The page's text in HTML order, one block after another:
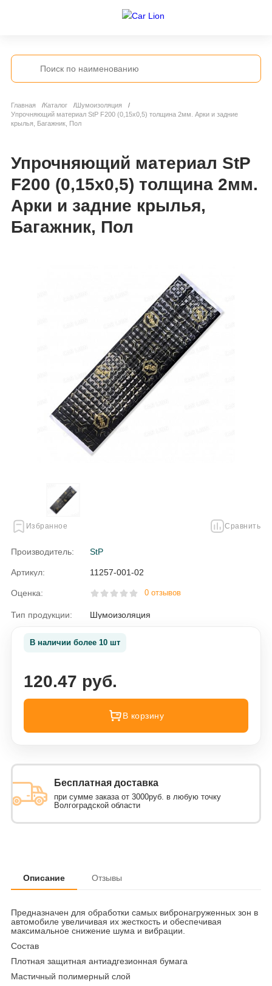
Главная Каталог
Шумоизоляция
Упрочняющий материал StP F200 (0,15х0,5) толщина 2мм. Арки и задние
крылья, Багажник, Пол
Упрочняющий материал StP
F200 (0,15х0,5) толщина 2мм.
Арки и задние крылья,
Багажник, Пол
Избранное Сравнить
Производитель: StP
Артикул: 11257-001-02
Оценка: 0 отзывов
Тип продукции: Шумоизоляция
В наличии более 10 шт
120.47 руб.
В корзину
Бесплатная доставка
при сумме заказа от 3000руб. в любую точку
Волгоградской области
Описание Отзывы
Предназначен для обработки самых вибронагруженных зон в
автомобиле увеличивая их жесткость и обеспечивая
максимальное снижение шума и вибрации.
Cостав
Плотная защитная антиадгезионная бумага
Мастичный полимерный слой